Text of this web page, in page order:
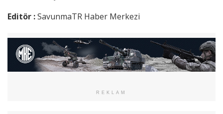
Editör :SavunmaTR Haber Merkezi
REKLAM